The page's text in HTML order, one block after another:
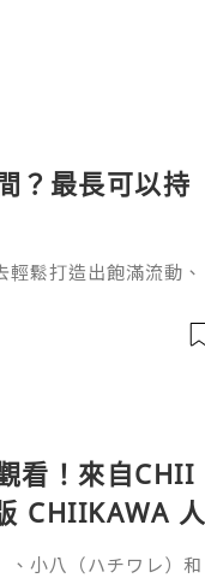
？最長可以持
鬆打造出飽滿流動、
個問題要從它的核心成
玻尿酸的長效再生邏輯
看！來自CHII
CHIIKAWA 人
、小八（ハチワレ）和